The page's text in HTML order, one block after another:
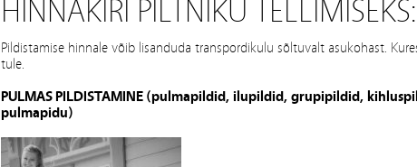
HINNAKIRI PILTNIKU TELLIMISEKS:
Pildistamise hinnale võib lisanduda transpordikulu sõltuvalt asukohast.
tule.
PULMAS PILDISTAMINE (pulmapildid, ilupildid, grupipildid,
pulmapidu)